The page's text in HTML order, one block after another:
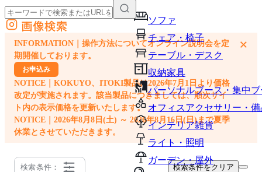
ソファ
チェア・椅子
テーブル・デスク
収納家具
パーソナルブース・集中
オフィスアクセサリー・備
インテリア雑貨
ライト・照明
ガーデン・屋外
外部サイトの商品をカートに追加
他のサイトで見つけた商品ページのURLを貼り付けて、カートに追加できます
画像検索
INFORMATION｜操作方法についてオンライン説明会を定
期開催しております。
お申込み
NOTICE｜KOKUYO、ITOKI製品は2026年7月1日より価格
改定が実施されます。該当製品につきましては、順次サイ
ト内の表示価格を更新いたします。
NOTICE｜2026年8月8日(土) ～ 2026年8月16日(日)まで夏季
休業とさせていただきます。
×
検索条件： 検索条件をクリア